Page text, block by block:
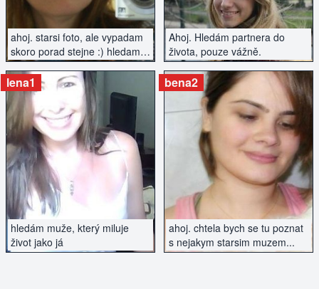
ahoj. starsi foto, ale vypadam
skoro porad stejne :) hledam
fajn chlapa, klidne i na vazny
vztah...
Ahoj. Hledám partnera do
života, pouze vážně.
hledám muže, který miluje
život jako já
lena1
ZOBRAZIT INZERÁT
ahoj. chtela bych se tu poznat
s nejakym starsim muzem...
bena2
ZOBRAZIT INZERÁT